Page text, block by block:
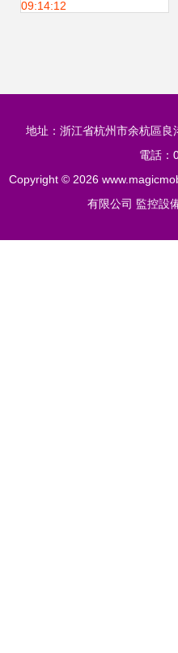
09:14:12
地址：浙江省杭州市余杭區
電話：
Copyright © 2026
有限公司 監控設